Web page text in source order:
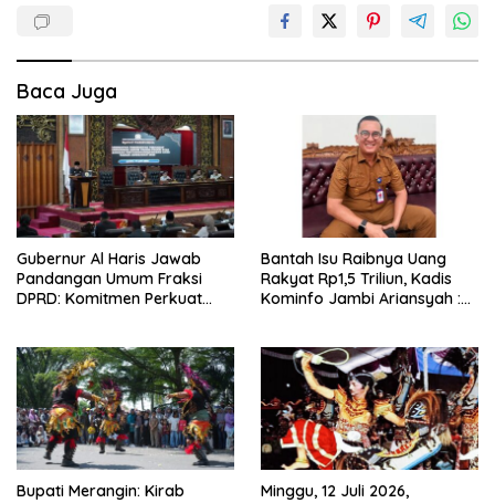
Baca Juga
Gubernur Al Haris Jawab
Pandangan Umum Fraksi
DPRD: Komitmen Perkuat
Bantah Isu Raibnya Uang
Rakyat Rp1,5 Triliun, Kadis
Kominfo Jambi Ariansyah :
Sejak 2002
Bupati Merangin: Kirab
Minggu, 12 Juli 2026,